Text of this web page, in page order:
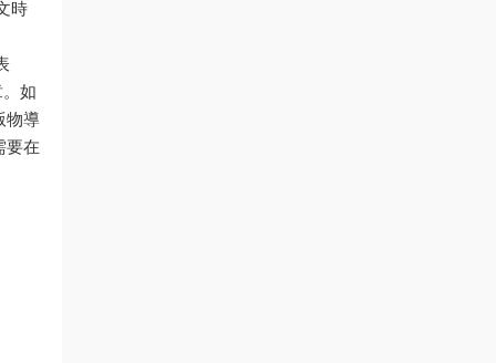
時
如
物導
要在